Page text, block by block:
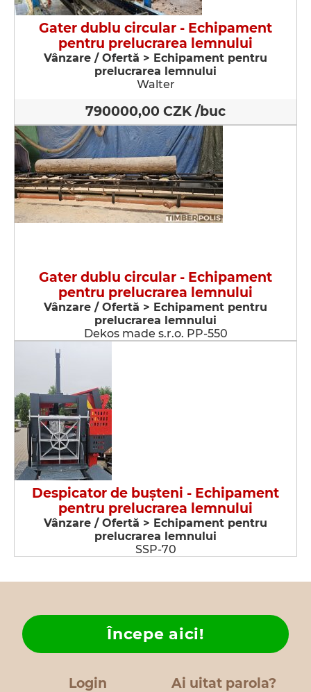
Gater dublu circular - Echipament
pentru prelucrarea lemnului
Vânzare / Ofertă > Echipament pentru
prelucrarea lemnului
Walter
790000,00 CZK /buc
Gater dublu circular - Echipament
pentru prelucrarea lemnului
Vânzare / Ofertă > Echipament pentru
prelucrarea lemnului
Dekos made s.r.o. PP-550
Despicator de buşteni - Echipament
pentru prelucrarea lemnului
Vânzare / Ofertă > Echipament pentru
prelucrarea lemnului
SSP-70
Login Ai uitat parola?
Începe aici!